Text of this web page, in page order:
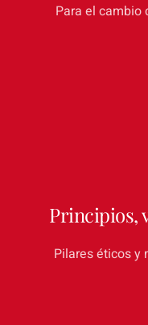
Para el cambio
Principios,
Pilares éticos y